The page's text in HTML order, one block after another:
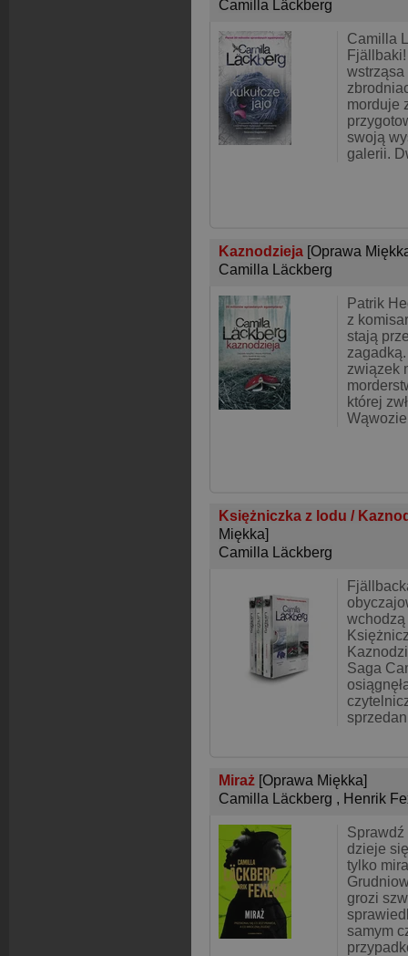
Camilla Läckberg
Camilla
morduje
swoją
galerii.
Kaznodzieja [Oprawa
Camilla Läckberg
Patrik
z
stają
związek
której
Księżniczka z lodu /
Miękka]
Camilla Läckberg
Saga
sprzedan
Miraż [Oprawa Miękka]
Camilla Läckberg , Henrik
Sprawdź
dzieje
tylko
grozi
samym